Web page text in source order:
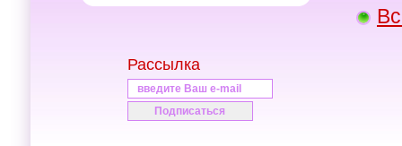
Рассылка